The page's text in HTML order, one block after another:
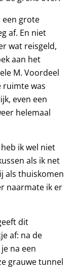
een grote
af. En niet
wat reisgeld,
aan het
M. Voordeel
ruimte was
even een
helemaal
ik wel niet
als ik net
als thuiskomen
naarmate ik er
dit
af: na de
na een
grauwe tunnel